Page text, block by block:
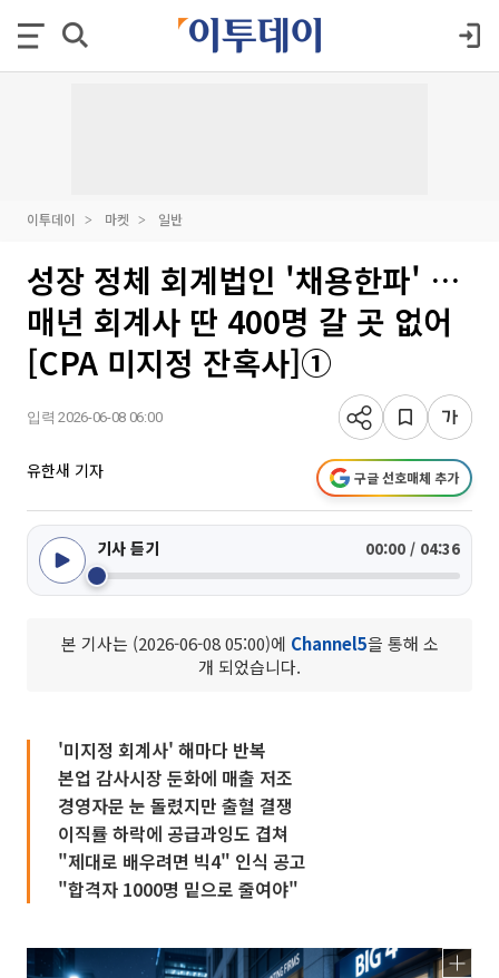
이투데이 마켓 일반
성장 정체 회계법인 '채용한파' …
매년 회계사 딴 400명 갈 곳 없어
[CPA 미지정 잔혹사]①
입력 2026-06-08 06:00
유한새 기자 구글 선호매체 추가
기사 듣기 00:00 / 04:36
본 기사는 (2026-06-08 05:00)에 Channel5을 통해 소
개 되었습니다.
'미지정 회계사' 해마다 반복
본업 감사시장 둔화에 매출 저조
경영자문 눈 돌렸지만 출혈 결쟁
이직률 하락에 공급과잉도 겹쳐
"제대로 배우려면 빅4" 인식 공고
"합격자 1000명 밑으로 줄여야"